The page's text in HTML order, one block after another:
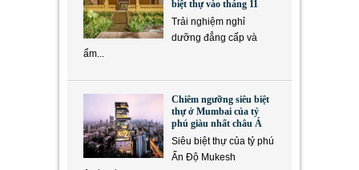
biệt thự vào tháng 11
Trải nghiệm nghỉ
dưỡng đẳng cấp và
ẩm...
Chiêm ngưỡng siêu biệt
thự ở Mumbai của tỷ
phú giàu nhất châu Á
Siêu biệt thự của tỷ phú
Ấn Độ Mukesh